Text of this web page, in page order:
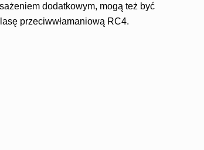
dodatkowym, mogą też być
przeciwwłamaniową RC4.